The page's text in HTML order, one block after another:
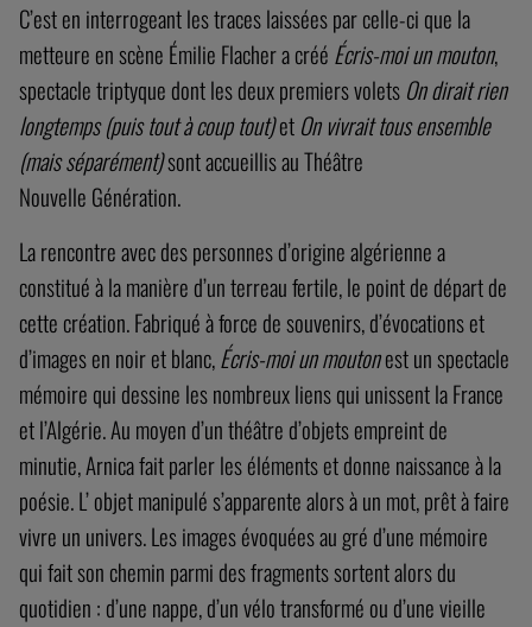
C’est en interrogeant les traces laissées par celle-ci que la
metteure en scène Émilie Flacher a créé Écris-moi un mouton,
spectacle triptyque dont les deux premiers volets On dirait rien
longtemps (puis tout à coup tout)et On vivrait tous ensemble
(mais séparément)sont accueillis au Théâtre
Nouvelle Génération.
La rencontre avec des personnes d’origine algérienne a
constitué à la manière d’un terreau fertile, le point de départ de
cette création. Fabriqué à force de souvenirs, d’évocations et
d’images en noir et blanc,Écris-moi un moutonest un spectacle
mémoire qui dessine les nombreux liens qui unissent la France
et l’Algérie. Au moyen d’un théâtre d’objets empreint de
minutie, Arnica fait parler les éléments et donne naissance à la
poésie. L’ objet manipulé s’apparente alors à un mot, prêt à faire
vivre un univers. Les images évoquées au gré d’une mémoire
qui fait son chemin parmi des fragments sortent alors du
quotidien : d’une nappe, d’un vélo transformé ou d’une vieille